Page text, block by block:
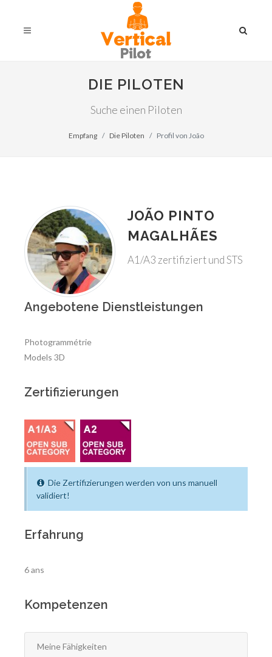
DIE PILOTEN
Suche einen Piloten
Empfang Die Piloten Profil von João
JOÃO PINTO
MAGALHÃES
A1/A3 zertifiziert und STS
Angebotene Dienstleistungen
Photogrammétrie
Models 3D
Zertifizierungen
Die Zertifizierungen werden von uns manuell
validiert!
Erfahrung
6 ans
Kompetenzen
Meine Fähigkeiten